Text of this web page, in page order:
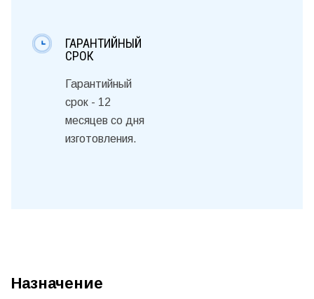
ГАРАНТИЙНЫЙ
СРОК
Гарантийный
срок - 12
месяцев со дня
изготовления.
Назначение